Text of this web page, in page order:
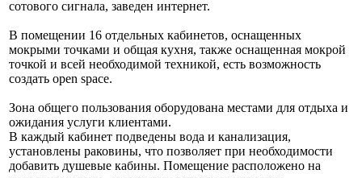
сотового сигнала, заведен интернет.
В помещении 16 отдельных кабинетов, оснащенных
мокрыми точками и общая кухня, также оснащенная мокрой
точкой и всей необходимой техникой, есть возможность
создать open space.
Зона общего пользования оборудована местами для отдыха и
ожидания услуги клиентами.
В каждый кабинет подведены вода и канализация,
установлены раковины, что позволяет при необходимости
добавить душевые кабины. Помещение расположено на